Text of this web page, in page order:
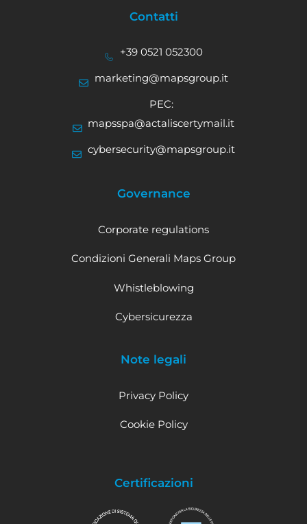
Contatti
+39 0521 052300
marketing@mapsgroup.it
PEC:
mapsspa@actaliscertymail.it
cybersecurity@mapsgroup.it
Governance
Corporate regulations
Condizioni Generali Maps Group
Whistleblowing
Cybersicurezza
Note legali
Privacy Policy
Cookie Policy
Certificazioni